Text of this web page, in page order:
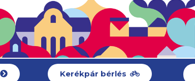
Kerékpár bérlés